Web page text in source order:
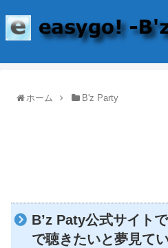
ホーム B'z Party
B’z Paty公式サイト
で聴きたいと夢見て